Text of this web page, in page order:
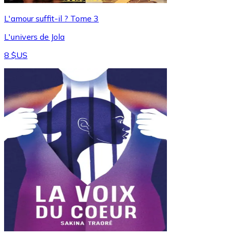
L'amour suffit-il ? Tome 3
L'univers de Jola
8 $US